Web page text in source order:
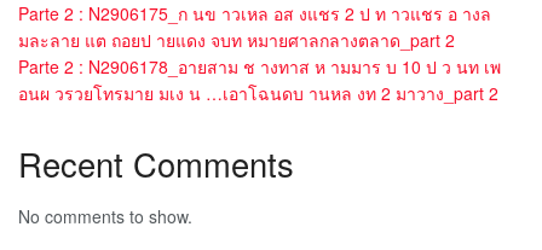
Parte 2 : N2906175_ก นข าวเหล อส งแชร 2 ป ท าวแชร อ างล
มละลาย แต ถอยป ายแดง จบท หมายศาลกลางตลาด_part 2
Parte 2 : N2906178_อายสาม ช างทาส ห ามมาร บ 10 ป ว นท เพ
อนผ วรวยโทรมาย มเง น …เอาโฉนดบ านหล งท 2 มาวาง_part 2
Recent Comments
No comments to show.